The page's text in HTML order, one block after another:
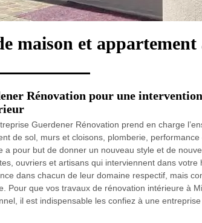
maison et appartement
Rénovation pour une
Guerdener Rénovation prend en charge
de sol, murs et cloisons, plomberie,
a pour but de donner un nouveau style et de
ouvriers et artisans qui interviennent dans
dans chacun de leur domaine respectif, mais
Pour que vos travaux de rénovation intérieure à
il est indispensable les confiez à une